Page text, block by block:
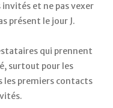
et ne pas vexer
présent le jour J.
qui prennent
surtout pour les
les premiers contacts